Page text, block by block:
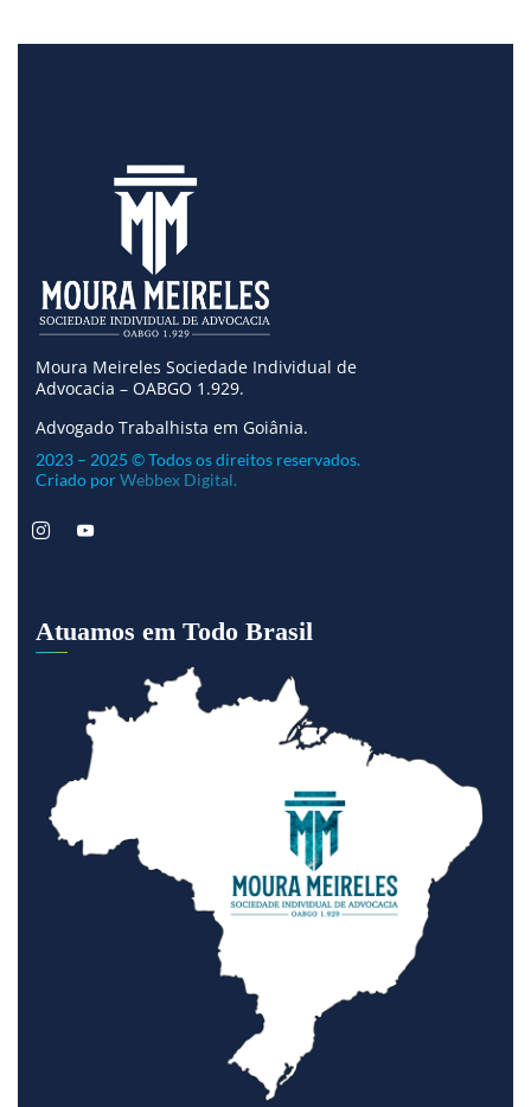
Moura Meireles Sociedade Individual de
Advocacia – OABGO 1.929.
Advogado Trabalhista em Goiânia.
2023 – 2025 © Todos os direitos reservados.
Criado porWebbex Digital.
Atuamos em Todo Brasil